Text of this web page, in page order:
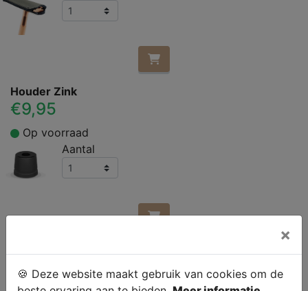
Houder Zink
€9,95
Op voorraad
Aantal
€6,95
×
🍪 Deze website maakt gebruik van cookies om de